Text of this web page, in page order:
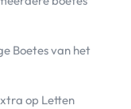
Boetes van het
op Letten